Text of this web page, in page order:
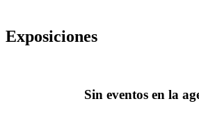
Exposiciones
Sin eventos en la